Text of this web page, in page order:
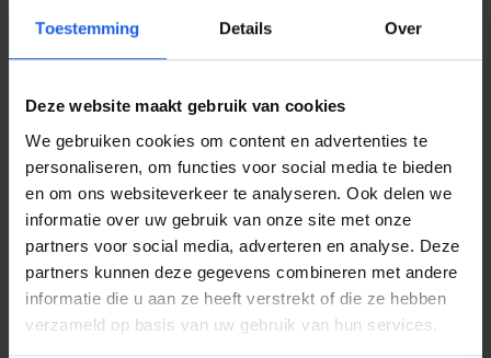
Toestemming Details Over
Deze website maakt gebruik van cookies
We gebruiken cookies om content en advertenties te
personaliseren, om functies voor social media te bieden
en om ons websiteverkeer te analyseren. Ook delen we
informatie over uw gebruik van onze site met onze
partners voor social media, adverteren en analyse. Deze
partners kunnen deze gegevens combineren met andere
informatie die u aan ze heeft verstrekt of die ze hebben
verzameld op basis van uw gebruik van hun services.